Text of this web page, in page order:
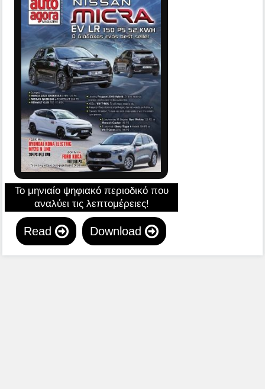
Το μηνιαίο ψηφιακό περιοδικό που
αναλύει τις λεπτομέρειες!
Read Download